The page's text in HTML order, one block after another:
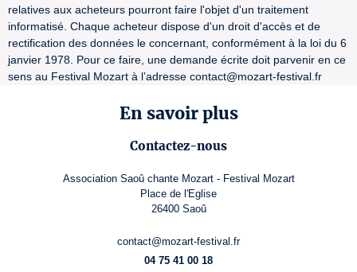
relatives aux acheteurs pourront faire l'objet d'un traitement
informatisé. Chaque acheteur dispose d'un droit d'accès et de
rectification des données le concernant, conformément à la loi du 6
janvier 1978. Pour ce faire, une demande écrite doit parvenir en ce
sens au Festival Mozart à l’adresse contact@mozart-festival.fr
En savoir plus
Contactez-nous
Association Saoû chante Mozart - Festival Mozart
Place de l'Eglise
26400 Saoû
contact@mozart-festival.fr
04 75 41 00 18